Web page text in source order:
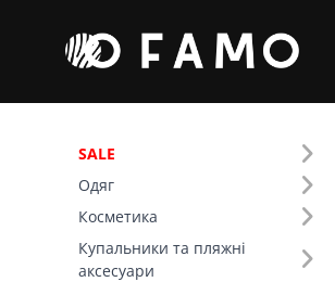
SALE
Одяг
Косметика
Купальники та пляжні
аксесуари
Шапки
Фільтр